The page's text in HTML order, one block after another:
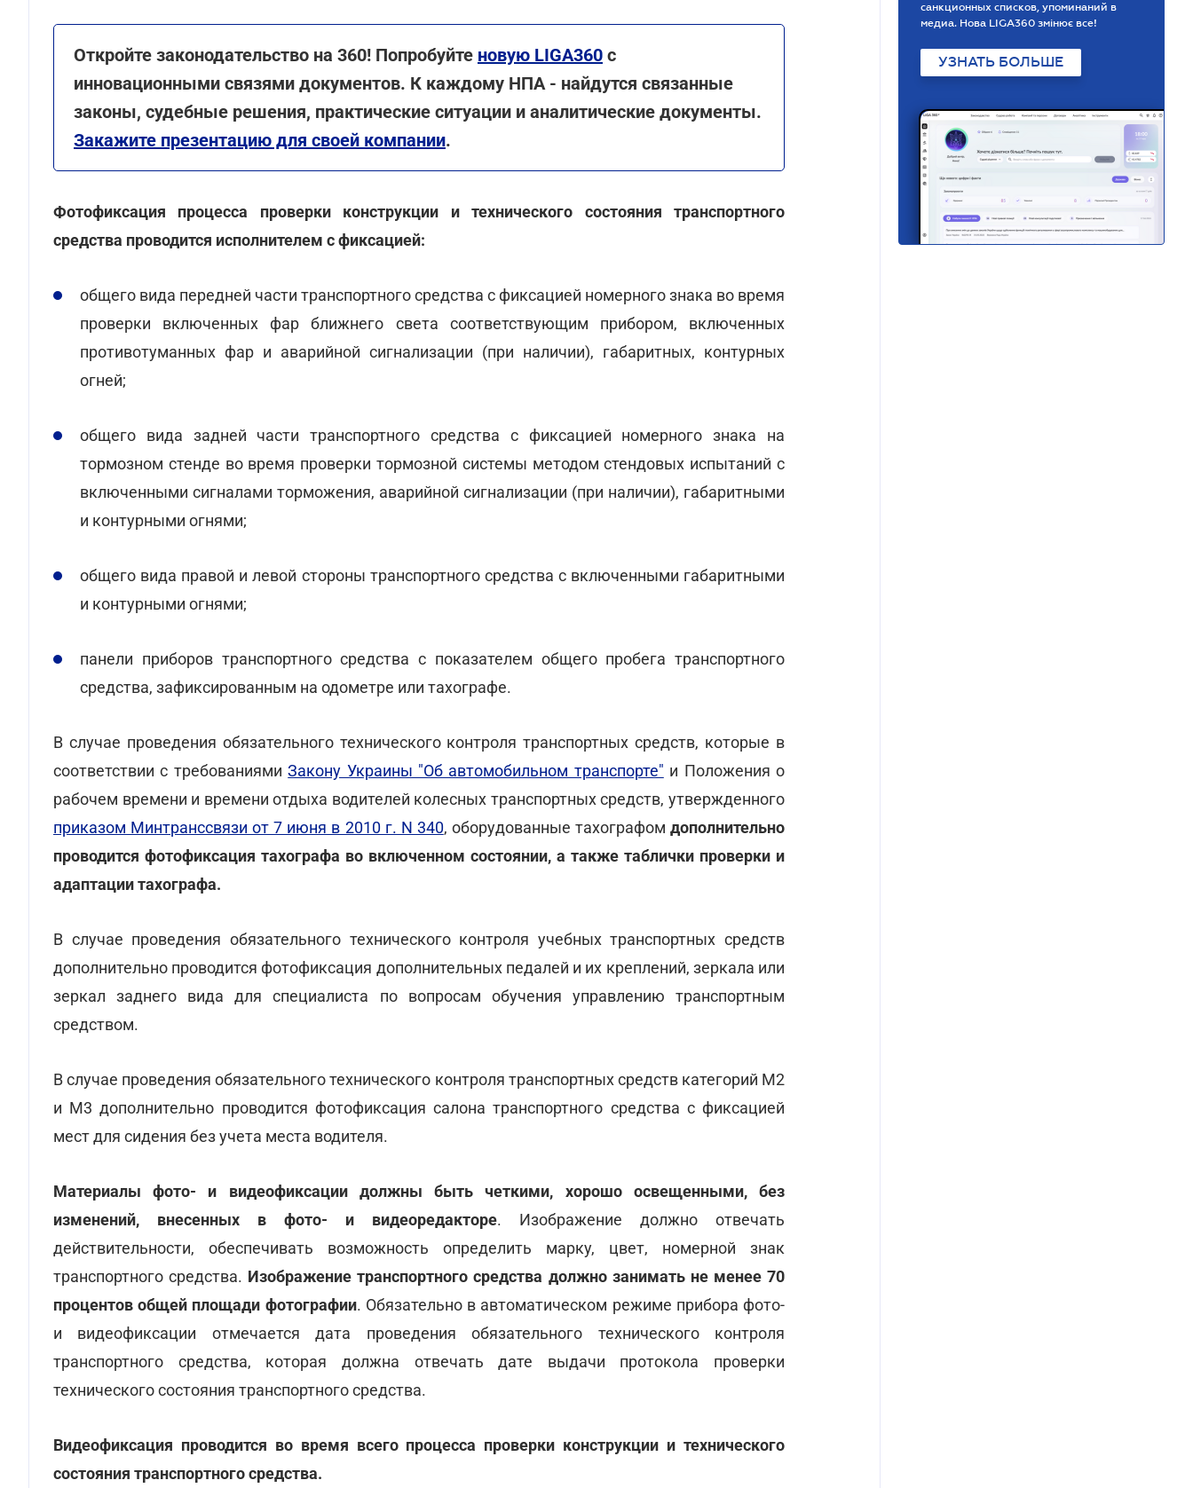
Откройте законодательство на 360! Попробуйте новую LIGA360 с
инновационными связями документов. К каждому НПА - найдутся связанные
законы, судебные решения, практические ситуации и аналитические документы.
Закажите презентацию для своей компании.
Фотофиксация процесса проверки конструкции и технического состояния транспортного
средства проводится исполнителем с фиксацией:
общего вида передней части транспортного средства с фиксацией номерного знака во время
проверки включенных фар ближнего света соответствующим прибором, включенных
противотуманных фар и аварийной сигнализации (при наличии), габаритных, контурных
огней;
общего вида задней части транспортного средства с фиксацией номерного знака на
тормозном стенде во время проверки тормозной системы методом стендовых испытаний с
включенными сигналами торможения, аварийной сигнализации (при наличии), габаритными
и контурными огнями;
общего вида правой и левой стороны транспортного средства с включенными габаритными
и контурными огнями;
панели приборов транспортного средства с показателем общего пробега транспортного
средства, зафиксированным на одометре или тахографе.
В случае проведения обязательного технического контроля транспортных средств, которые в
соответствии с требованиямиЗакону Украины "Об автомобильном транспорте" и Положения о
рабочем времени и времени отдыха водителей колесных транспортных средств, утвержденного
приказом Минтранссвязи от 7 июня в 2010 г. N 340, оборудованные тахографом дополнительно
проводится фотофиксация тахографа во включенном состоянии, а также таблички проверки и
адаптации тахографа.
В случае проведения обязательного технического контроля учебных транспортных средств
дополнительно проводится фотофиксация дополнительных педалей и их креплений, зеркала или
зеркал заднего вида для специалиста по вопросам обучения управлению транспортным
средством.
В случае проведения обязательного технического контроля транспортных средств категорий М2
и М3 дополнительно проводится фотофиксация салона транспортного средства с фиксацией
мест для сидения без учета места водителя.
Материалы фото- и видеофиксации должны быть четкими, хорошо освещенными, без
изменений, внесенных в фото- и видеоредакторе. Изображение должно отвечать
действительности, обеспечивать возможность определить марку, цвет, номерной знак
транспортного средства. Изображение транспортного средства должно занимать не менее 70
процентов общей площади фотографии. Обязательно в автоматическом режиме прибора фото-
и видеофиксации отмечается дата проведения обязательного технического контроля
транспортного средства, которая должна отвечать дате выдачи протокола проверки
технического состояния транспортного средства.
Видеофиксация проводится во время всего процесса проверки конструкции и технического
состояния транспортного средства.
санкционных списков, упоминаний в
медиа. Нова LIGA360 змінює все!
УЗНАТЬ БОЛЬШЕ